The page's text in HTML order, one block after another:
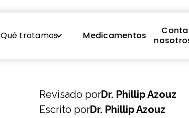
Qué tratamos Medicamentos
Revisado porDr. Phillip Azouz
Escrito porDr. Phillip Azouz